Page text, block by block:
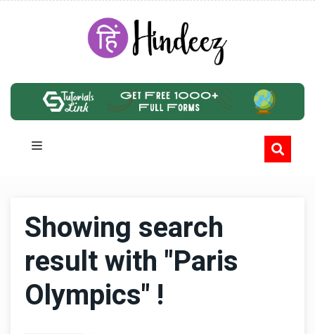
Showing search
result with "Paris
Olympics" !